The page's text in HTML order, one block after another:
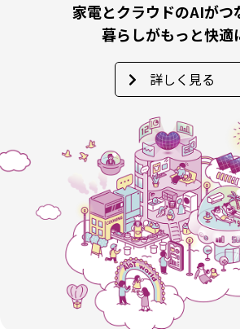
家電とクラウドのAIがつ
暮らしがもっと快適
詳しく見る